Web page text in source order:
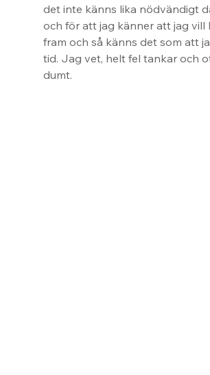
det inte känns lika nödvändigt
och för att jag känner att jag vill
fram och så känns det som att
tid. Jag vet, helt fel tankar och
dumt.